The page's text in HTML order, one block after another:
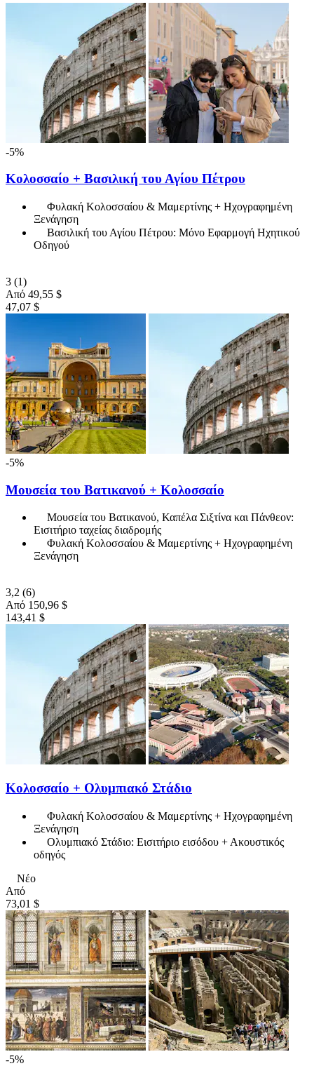
-5%
Κολοσσαίο + Βασιλική του Αγίου Πέτρου
Φυλακή Κολοσσαίου & Μαμερτίνης + Ηχογραφημένη
Ξενάγηση
Βασιλική του Αγίου Πέτρου: Μόνο Εφαρμογή Ηχητικού
Οδηγού
3 (1)
Από 49,55 $
47,07 $
-5%
Μουσεία του Βατικανού + Κολοσσαίο
Μουσεία του Βατικανού, Καπέλα Σιξτίνα και Πάνθεον:
Εισιτήριο ταχείας διαδρομής
Φυλακή Κολοσσαίου & Μαμερτίνης + Ηχογραφημένη
Ξενάγηση
3,2 (6)
Από 150,96 $
143,41 $
Κολοσσαίο + Ολυμπιακό Στάδιο
Φυλακή Κολοσσαίου & Μαμερτίνης + Ηχογραφημένη
Ξενάγηση
Ολυμπιακό Στάδιο: Εισιτήριο εισόδου + Ακουστικός
οδηγός
Νέο
Από
73,01 $
-5%